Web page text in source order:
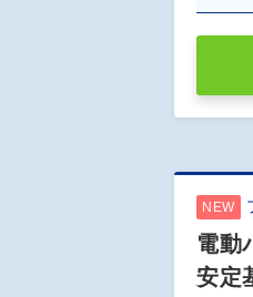
NEW
電動
安定